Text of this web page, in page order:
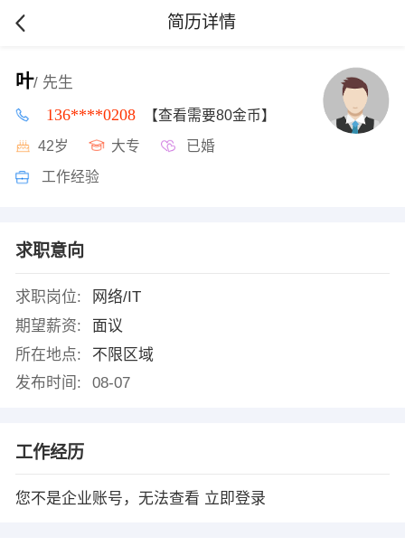
简历详情
叶/ 先生
136****0208 【查看需要80金币】
42岁 大专 已婚
工作经验
求职意向
求职岗位:
网络/IT
期望薪资:
面议
所在地点:
不限区域
发布时间:
08-07
工作经历
您不是企业账号，无法查看 立即登录